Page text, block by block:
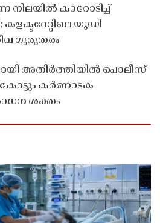
നിലയിൽ കാറോടിച്ച്
യുഡി
ഗുരുതരം
അതിർത്തിയിൽ പൊലീസ്
കർണാടക
ശക്തം